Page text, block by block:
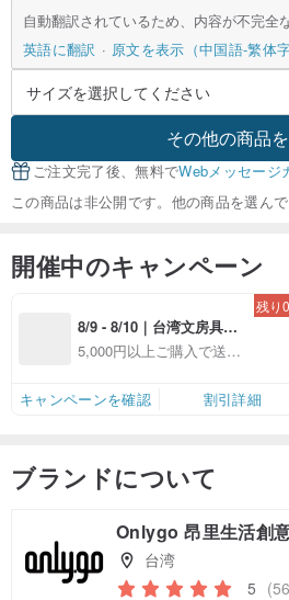
自動翻訳されているため、内容が不完全
英語に翻訳
原文を表示（中国語-繁体字
その他の商品
ご注文完了後、無料でWebメッセージ
この商品は非公開です。他の商品を選んで
開催中のキャンペーン
8/9 - 8/10｜台湾文房具の
日｜対象ショップ5,000円
以上（送料別）ご購入で
5,000円以上ご購入で送料
定）
残り
キャンペーンを確認 割引詳細
ブランドについて
Onlygo 昂里生活創
台湾
5